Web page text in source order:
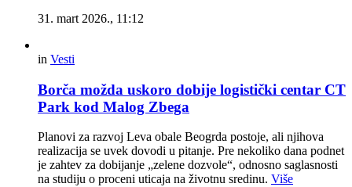
31. mart 2026., 11:12
in Vesti
Borča možda uskoro dobije logistički centar CT
Park kod Malog Zbega
Planovi za razvoj Leva obale Beogrda postoje, ali njihova
realizacija se uvek dovodi u pitanje. Pre nekoliko dana podnet
je zahtev za dobijanje „zelene dozvole“, odnosno saglasnosti
na studiju o proceni uticaja na životnu sredinu. Više